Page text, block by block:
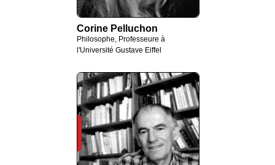
Corine Pelluchon
Philosophe, Professeure à
l'Université Gustave Eiffel